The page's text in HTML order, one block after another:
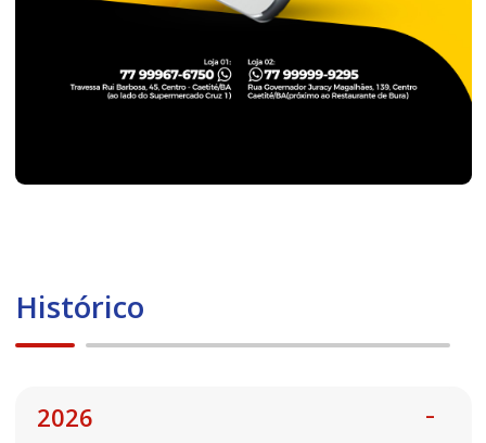
Histórico
2026